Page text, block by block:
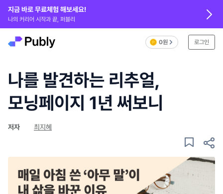
지금 바로 무료체험 해보세요!
나의 커리어 시작과 끝, 퍼블리
0원 로그인
나를 발견하는 리추얼,
모닝페이지 1년 써보니
저자 최지혜